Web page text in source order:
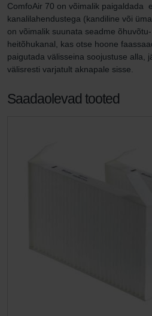
ComfoAir 70 on võimalik paigaldada
kanalilahendustega (kandiline või
on võimalik suunata seadme
heitõhukanal, kas otse hoone
paigutada välisseina soojustuse alla,
välisresti varjatult aknapale sisse.
Saadaolevad tooted